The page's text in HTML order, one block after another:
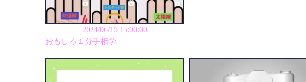
2024/06/15 15:00:00
おもしろ１分手相学